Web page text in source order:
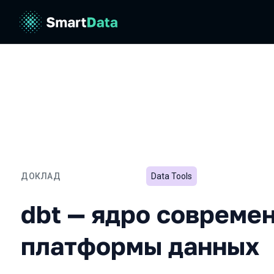
ДОКЛАД
dbt — ядро современной
Data Tools
dbt — ядро
платформы данных